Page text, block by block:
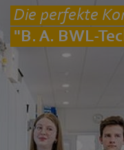
Die perfekte
"B. A. BWL-